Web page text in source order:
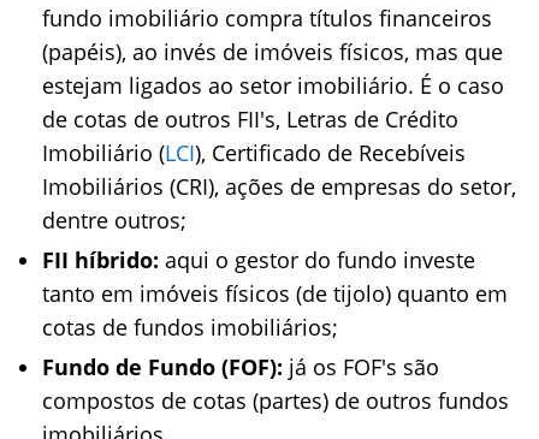
fundo imobiliário compra títulos financeiros
(papéis), ao invés de imóveis físicos, mas que
estejam ligados ao setor imobiliário. É o caso
de cotas de outros FII's, Letras de Crédito
Imobiliário (LCI), Certificado de Recebíveis
Imobiliários (CRI), ações de empresas do setor,
dentre outros;
FII híbrido: aqui o gestor do fundo investe
tanto em imóveis físicos (de tijolo) quanto em
cotas de fundos imobiliários;
Fundo de Fundo (FOF): já os FOF's são
compostos de cotas (partes) de outros fundos